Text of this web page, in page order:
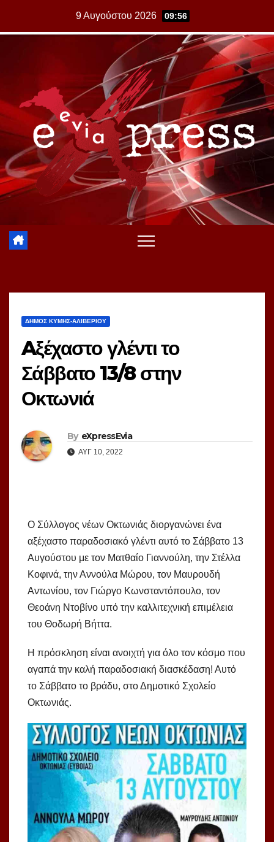
9 Αυγούστου 2026 09:56
ΔΗΜΟΣ ΚΥΜΗΣ-ΑΛΙΒΕΡΙΟΥ
Aξέχαστο γλέντι το
Σάββατο 13/8 στην
Οκτωνιά
By eXpressEvia
ΑΥΓ 10, 2022
Ο Σύλλογος νέων Οκτωνιάς διοργανώνει ένα
αξέχαστο παραδοσιακό γλέντι αυτό το Σάββατο 13
Αυγούστου με τον Ματθαίο Γιαννούλη, την Στέλλα
Κοφινά, την Αννούλα Μώρου, τον Μαυρουδή
Αντωνίου, τον Γιώργο Κωνσταντόπουλο, τον
Θεοάνη Ντοβίνο υπό την καλλιτεχνική επιμέλεια
του Θοδωρή Βήττα.
Η πρόσκληση είναι ανοιχτή για όλο τον κόσμο που
αγαπά την καλή παραδοσιακή διασκέδαση! Αυτό
το Σάββατο το βράδυ, στο Δημοτικό Σχολείο
Οκτωνιάς.